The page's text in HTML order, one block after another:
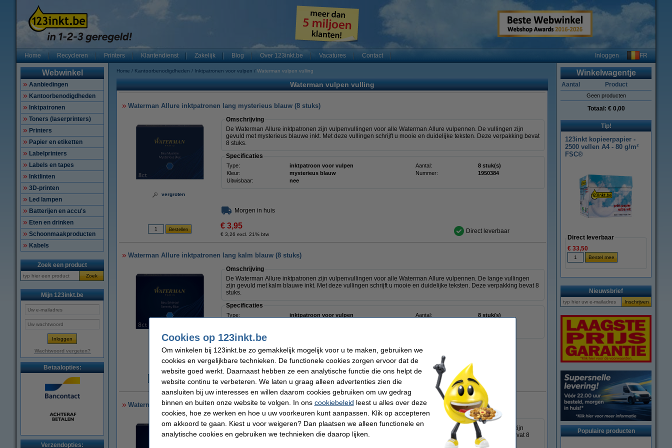
Home Recycleren Printers Klantendienst Zakelijk Blog Over 123inkt.be Vacatures Contact Inloggen FR
Webwinkel
Aanbiedingen
Kantoorbenodigdheden
Inktpatronen
Toners (laserprinters)
Printers
Papier en etiketten
Labelprinters
Labels en tapes
Inktlinten
3D-printen
Led lampen
Batterijen en accu's
Eten en drinken
Schoonmaakproducten
Kabels
Zoek een product
Zoek
Mijn 123inkt.be
Wachtwoord vergeten?
Betaalopties:
Verzendopties:
Home Kantoorbenodigdheden Inktpatronen voor vulpen Waterman vulpen vulling
Waterman vulpen vulling
Waterman Allure inktpatronen lang mysterieus blauw (8 stuks)
vergroten
Omschrijving
De Waterman Allure inktpatronen zijn vulpenvullingen voor alle Waterman Allure vulpennen. De vullingen zijn
gevuld met mysterieus blauwe inkt. Met deze vullingen schrijft u mooie en duidelijke teksten. Deze verpakking bevat
8 stuks.
Specificaties
Type: inktpatroon voor vulpen Aantal:
8 stuk(s)
Kleur:
mysterieus blauw Nummer:
1950384
Uitwisbaar:
nee
Morgen in huis
€ 3,95
€ 3,26 excl. 21% btw Direct leverbaar
Waterman Allure inktpatronen lang kalm blauw (8 stuks)
Omschrijving
De Waterman Allure inktpatronen zijn vulpenvullingen voor alle Waterman Allure vulpennen. De lange vullingen
zijn gevuld met kalm blauwe inkt. Met deze vullingen schrijft u mooie en duidelijke teksten. Deze verpakking bevat 8
stuks.
Specificaties
Type: inktpatroon voor vulpen Aantal:
8 stuk(s)
Morgen in huis
€ 3,95
€ 3,26 excl. 21% btw Direct leverbaar
Waterman Allure inktpatronen lang intens zwart (8 stuks)
De Waterman Allure inktpatronen zijn vulpenvullingen voor alle Waterman Allure vulpennen. De vullingen zijn
gevuld met intens zwarte inkt. Met deze vullingen schrijft u mooie en duidelijke teksten. Deze verpakking bevat 8
Winkelwagentje
Aantal Product
Geen producten
Totaal: € 0,00
Tip!
123inkt kopieerpapier -
2500 vellen A4 - 80 g/m²
FSC®
Direct leverbaar
€ 33,50
Nieuwsbrief
Populaire producten
Cookies op 123inkt.be
Om winkelen bij 123inkt.be zo gemakkelijk mogelijk voor u te maken, gebruiken we
cookies en vergelijkbare technieken. De functionele cookies zorgen ervoor dat de
website goed werkt. Daarnaast hebben ze een analytische functie die ons helpt de
website continu te verbeteren. We laten u graag alleen advertenties zien die
aansluiten bij uw interesses en willen daarom cookies gebruiken om uw gedrag
binnen en buiten onze website te volgen. In ons cookiebeleid leest u alles over deze
cookies, hoe ze werken en hoe u uw voorkeuren kunt aanpassen. Klik op accepteren
om akkoord te gaan. Kiest u voor weigeren? Dan plaatsen we alleen functionele en
analytische cookies en gebruiken we technieken die daarop lijken.